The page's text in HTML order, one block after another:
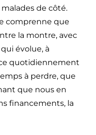
de côté.
comprenne que
la montre, avec
évolue, à
quotidiennement
à perdre, que
que nous en
financements, la